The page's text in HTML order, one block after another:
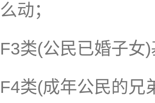
么动；
F3类(公民已婚子女
F4类(成年公民的兄